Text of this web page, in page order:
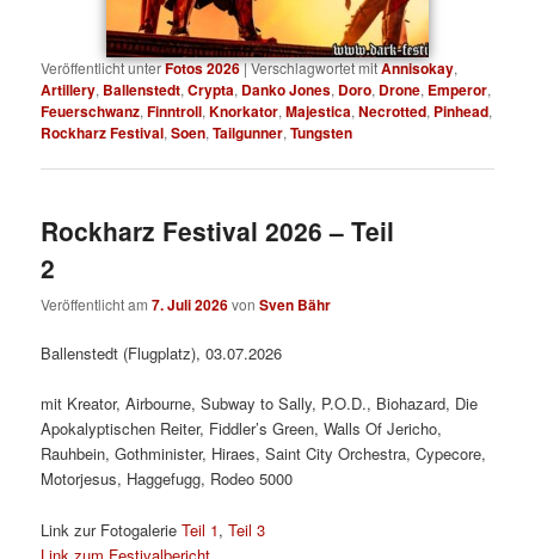
Veröffentlicht unterFotos 2026|Verschlagwortet mitAnnisokay,
Artillery, Ballenstedt,Crypta, Danko Jones, Doro, Drone, Emperor,
Feuerschwanz,Finntroll,Knorkator,Majestica,Necrotted, Pinhead,
Rockharz Festival,Soen,Tailgunner,Tungsten
Rockharz Festival 2026 – Teil
2
Veröffentlicht am7. Juli 2026vonSven Bähr
Ballenstedt (Flugplatz), 03.07.2026
mit Kreator, Airbourne, Subway to Sally, P.O.D., Biohazard, Die
Apokalyptischen Reiter, Fiddler’s Green, Walls Of Jericho,
Rauhbein, Gothminister, Hiraes, Saint City Orchestra, Cypecore,
Motorjesus, Haggefugg, Rodeo 5000
Link zur FotogalerieTeil 1,Teil 3
Link zum Festivalbericht